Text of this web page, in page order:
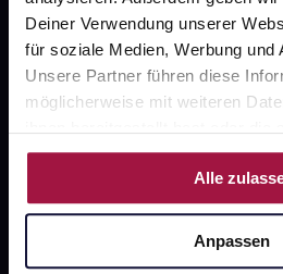
Deiner Verwendung unserer
für soziale Medien, Werbung und
Unsere Partner führen diese
möglicherweise mit weiteren
Nutzung der Dienste gesammelt
Alle
Anpassen
Karriere
Newsletter
Barrierefreiheitserklärung
PAYBACK
Sanitätshäuser